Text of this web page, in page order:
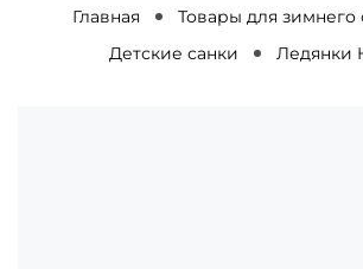
Главная
Товары для зимнего
Детские санки
Ледянки